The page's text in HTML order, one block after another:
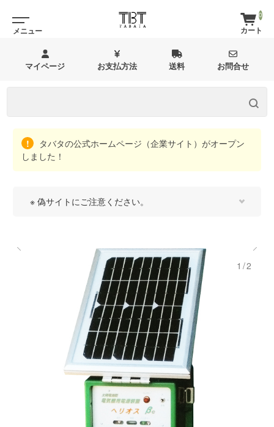
0
マイページ お支払方法 送料 お問合せ
タバタの公式ホームページ（企業サイト）がオープン
しました！
※ 偽サイトにご注意ください。
1/2